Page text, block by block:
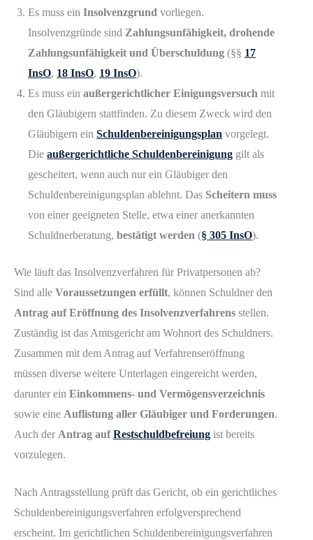
Es muss ein Insolvenzgrund vorliegen.
Insolvenzgründe sind Zahlungsunfähigkeit, drohende
Zahlungsunfähigkeit und Überschuldung (§§ 17
InsO, 18 InsO, 19 InsO).
Es muss ein außergerichtlicher Einigungsversuch mit
den Gläubigern stattfinden. Zu diesem Zweck wird den
Gläubigern ein Schuldenbereinigungsplan vorgelegt.
Die außergerichtliche Schuldenbereinigung gilt als
gescheitert, wenn auch nur ein Gläubiger den
Schuldenbereinigungsplan ablehnt. Das Scheitern muss
von einer geeigneten Stelle, etwa einer anerkannten
Schuldnerberatung, bestätigt werden (§ 305 InsO).
Wie läuft das Insolvenzverfahren für Privatpersonen ab?
Sind alle Voraussetzungen erfüllt, können Schuldner den
Antrag auf Eröffnung des Insolvenzverfahrens stellen.
Zuständig ist das Amtsgericht am Wohnort des Schuldners.
Zusammen mit dem Antrag auf Verfahrenseröffnung
müssen diverse weitere Unterlagen eingereicht werden,
darunter ein Einkommens- und Vermögensverzeichnis
sowie eine Auflistung aller Gläubiger und Forderungen.
Auch der Antrag auf Restschuldbefreiung ist bereits
vorzulegen.
Nach Antragsstellung prüft das Gericht, ob ein gerichtliches
Schuldenbereinigungsverfahren erfolgversprechend
erscheint. Im gerichtlichen Schuldenbereinigungsverfahren